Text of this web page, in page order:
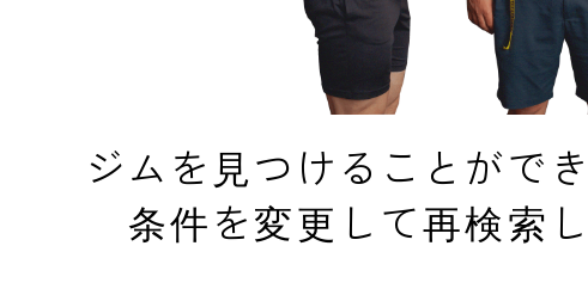
ジムを見つけることがで
条件を変更して再検索